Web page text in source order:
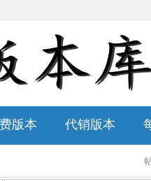
版本 代销版本